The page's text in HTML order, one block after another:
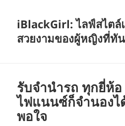
iBlackGirl: ไลฟ์สไตล์
สวยงามของผู้หญิงที่ทั
รับจำนำรถ ทุกยี่ห้
ไฟแนนซ์ก็จำนองไ
พอใจ